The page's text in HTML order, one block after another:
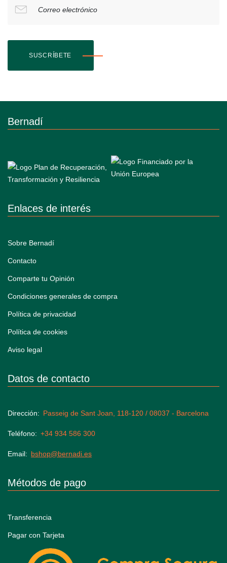
Correo electrónico
SUSCRÍBETE
Bernadí
Enlaces de interés
Sobre Bernadí
Contacto
Comparte tu Opinión
Condiciones generales de compra
Política de privacidad
Política de cookies
Aviso legal
Datos de contacto
Dirección Passeig de Sant Joan, 118-120 / 08037 - Barcelona
Teléfono +34 934 586 300
Email bshop@bernadi.es
Métodos de pago
Transferencia
Pagar con Tarjeta